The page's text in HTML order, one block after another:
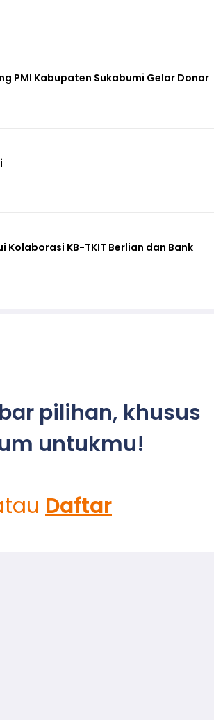
PMI Kabupaten Sukabumi Gelar Donor
Kolaborasi KB-TKIT Berlian dan Bank
pilihan, khusus
untukmu!
Daftar